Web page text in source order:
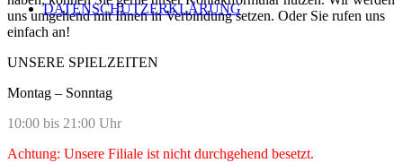
DATENSCHUTZERKLÄRUNG
uns umgehend mit Ihnen in Verbindung setzen. Oder Sie rufen uns
einfach an!
UNSERE SPIELZEITEN
Montag – Sonntag
10:00 bis 21:00 Uhr
Achtung: Unsere Filiale ist nicht durchgehend besetzt.